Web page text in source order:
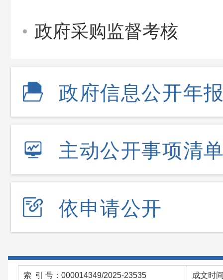
政府采购监督考核
政府信息公开年
主动公开事项清
依申请公开
索 引 号：000014349/2025-23535 成文时